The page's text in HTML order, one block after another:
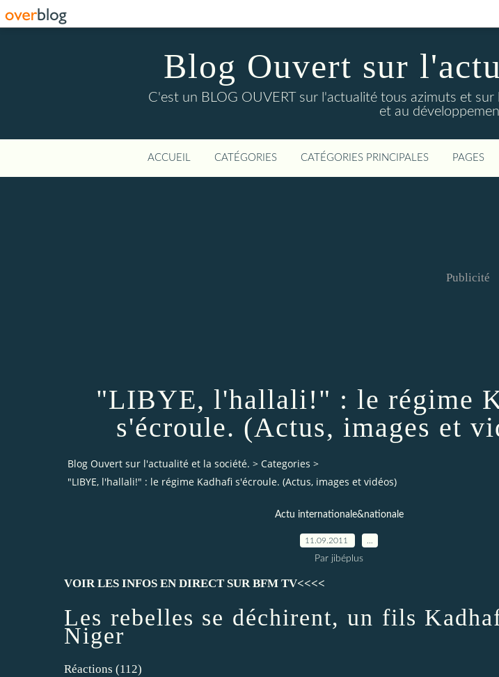
Blog Ouvert sur
C'est un BLOG OUVERT sur l'actualité tous azimuts et
et au
ACCUEIL CATÉGORIES CATÉGORIES PRINCIPALES PAGES
Publicité
"LIBYE, l'hallali!" : le régime
s'écroule. (Actus, images et
Blog Ouvert sur l'actualité et la société. > Categories >
"LIBYE, l'hallali!" : le régime Kadhafi s'écroule. (Actus, images et vidéos)
Actu internationale&nationale
11.09.2011
Par jibéplus
VOIR LES INFOS EN DIRECT SUR BFM TV<<<<
Les rebelles se déchirent, un fils
Niger
Réactions (112)